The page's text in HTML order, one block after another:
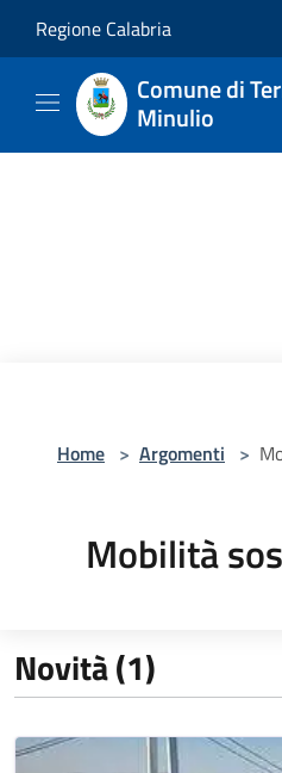
Regione Calabria
Comune di
Minulio
Home > Argomenti >
Mobilità
Novità (1)